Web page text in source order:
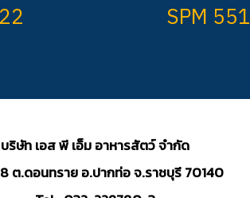
SPM 551
บริษัท เอส พี เอ็ม อาหารสัตว์ จำกัด
ต.ดอนทราย อ.ปากท่อ จ.ราชบุรี 70140